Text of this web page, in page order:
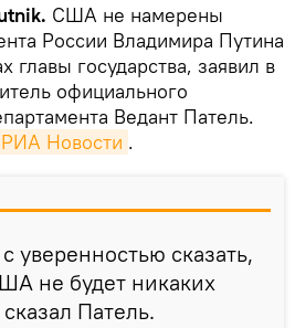
США не намерены
России Владимира Путина
главы государства, заявил в
официального
Ведант Патель.
РИА Новости .
уверенностью сказать,
не будет никаких
Патель.